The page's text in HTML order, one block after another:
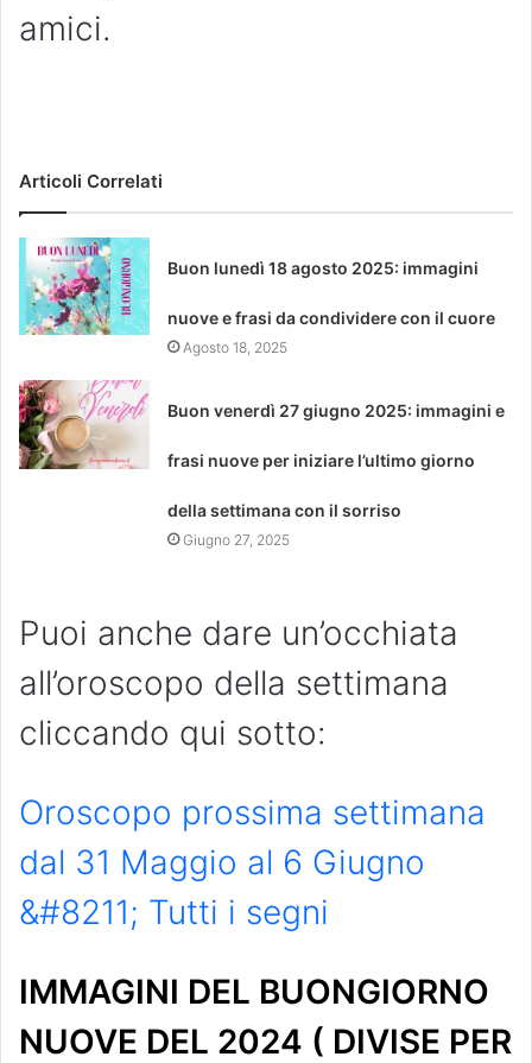
amici.
Articoli Correlati
Buon lunedì 18 agosto 2025: immagini
nuove e frasi da condividere con il cuore
Agosto 18, 2025
Buon venerdì 27 giugno 2025: immagini e
frasi nuove per iniziare l’ultimo giorno
della settimana con il sorriso
Giugno 27, 2025
Puoi anche dare un’occhiata
all’oroscopo della settimana
cliccando qui sotto:
Oroscopo prossima settimana
dal 31 Maggio al 6 Giugno
&#8211; Tutti i segni
IMMAGINI DEL BUONGIORNO
NUOVE DEL 2024 ( DIVISE PER